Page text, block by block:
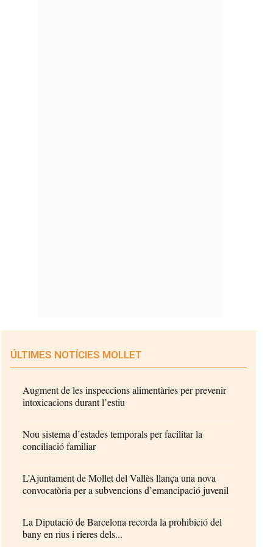
ÚLTIMES NOTÍCIES MOLLET
Augment de les inspeccions alimentàries per prevenir
intoxicacions durant l’estiu
Nou sistema d’estades temporals per facilitar la
conciliació familiar
L’Ajuntament de Mollet del Vallès llança una nova
convocatòria per a subvencions d’emancipació juvenil
La Diputació de Barcelona recorda la prohibició del
bany en rius i rieres dels...